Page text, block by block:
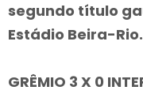
segundo título
Estádio Beira-Rio.
GRÊMIO 3 X 0